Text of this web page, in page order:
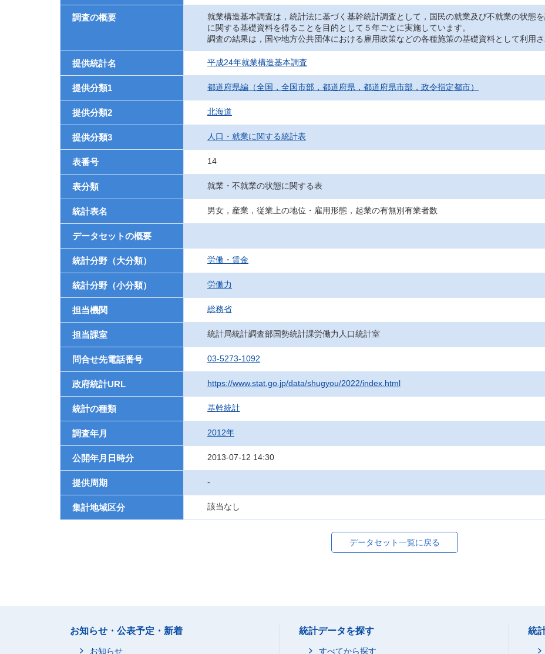
調査の概要
就業構造基本調査は，統計法に基づく基幹統計調査として，国民の就業及び不就業の状態
に関する基礎資料を得ることを目的として５年ごとに実施しています。
調査の結果は，国や地方公共団体における雇用政策などの各種施策の基礎資料として利用さ
提供統計名 平成24年就業構造基本調査
提供分類1 都道府県編（全国，全国市部，都道府県，都道府県市部，政令指定都市）
提供分類2 北海道
提供分類3 人口・就業に関する統計表
表番号 14
表分類 就業・不就業の状態に関する表
統計表名 男女，産業，従業上の地位・雇用形態，起業の有無別有業者数
データセットの概要
統計分野（大分類） 労働・賃金
統計分野（小分類） 労働力
担当機関 総務省
担当課室 統計局統計調査部国勢統計課労働力人口統計室
問合せ先電話番号 03-5273-1092
政府統計URL https://www.stat.go.jp/data/shugyou/2022/index.html
統計の種類 基幹統計
調査年月 2012年
公開年月日時分 2013-07-12 14:30
提供周期 -
集計地域区分 該当なし
データセット一覧に戻る
お知らせ・公表予定・新着
お知らせ
統計データを探す
すべてから探す
統